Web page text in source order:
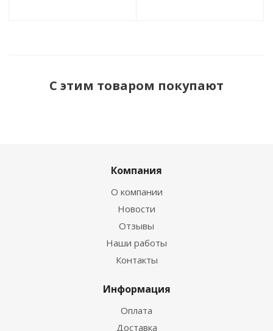
С этим товаром покупают
Компания
О компании
Новости
Отзывы
Наши работы
Контакты
Информация
Оплата
Доставка